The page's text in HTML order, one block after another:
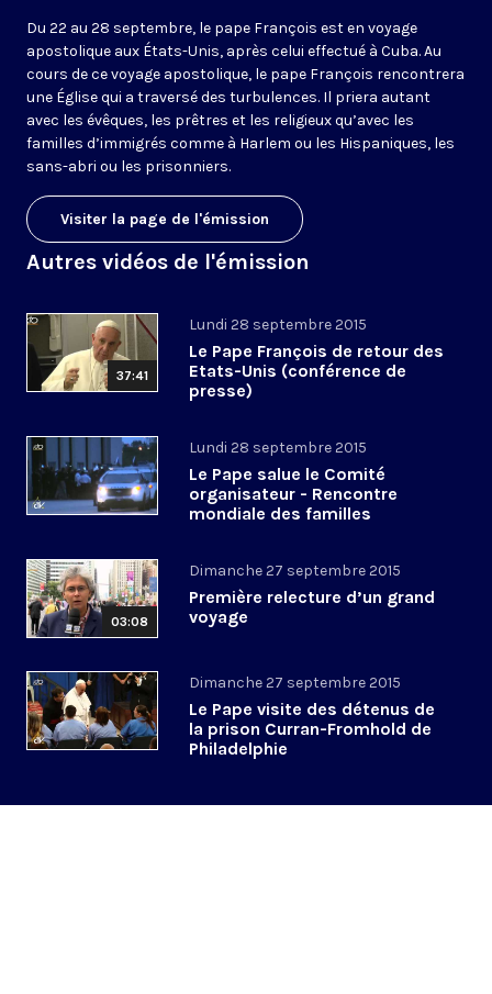
Du 22 au 28 septembre, le pape François est en voyage
apostolique aux États-Unis, après celui effectué à Cuba. Au
cours de ce voyage apostolique, le pape François rencontrera
une Église qui a traversé des turbulences. Il priera autant
avec les évêques, les prêtres et les religieux qu’avec les
familles d’immigrés comme à Harlem ou les Hispaniques, les
sans-abri ou les prisonniers.
Visiter la page de l'émission
Autres vidéos de l'émission
37:41
Lundi 28 septembre 2015
Le Pape François de retour des
Etats-Unis (conférence de
presse)
Lundi 28 septembre 2015
Le Pape salue le Comité
organisateur - Rencontre
mondiale des familles
03:08
Dimanche 27 septembre 2015
Première relecture d’un grand
voyage
Dimanche 27 septembre 2015
Le Pape visite des détenus de
la prison Curran-Fromhold de
Philadelphie